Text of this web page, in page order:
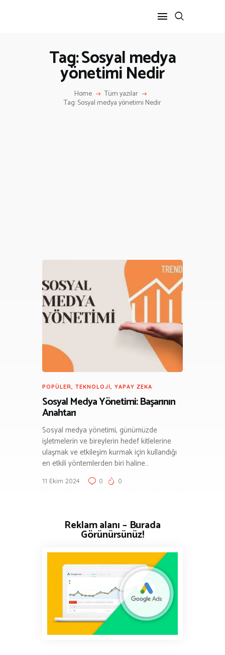
Tag: Sosyal medya
yönetimi Nedir
Home Tüm yazılar
Tag: Sosyal medya yönetimi Nedir
ANA SAYFA
HAKKIMIZDA
İLETIŞIM
POPÜLER, TEKNOLOJI, YAPAY ZEKA
Sosyal Medya Yönetimi: Başarının
Anahtarı
Sosyal medya yönetimi, günümüzde
işletmelerin ve bireylerin hedef kitlelerine
ulaşmak ve etkileşim kurmak için kullandığı
en etkili yöntemlerden biri haline…
11 Ekim 2024 0 0
Reklam alanı – Burada
Görünürsünüz!